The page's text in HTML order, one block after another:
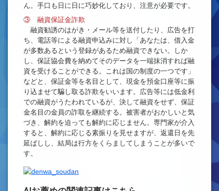
ん。手口も日に日に巧妙化しており、注意が必要です。
③ 融資保証金詐欺
融資勧誘のはがき・メール等を送付したり、広告を打
ち、電話等による融資申込みに対し「あなたは、借入金
が多数あるという登録があるため融資できない。しか
し、保証協会費を納めてそのデータを一端抹消すれば融
資を受けることができる。これは国の制度の一つです」
などと、保証金等を名目として、現金を預金口座等に振
り込ませて騙し取る詐欺をいいます。広告等には低金利
での融資がうたわれているが、決して融資をせず、保証
金名目の金員の詐取を継続する。被害者がおかしいと気
づき、解約を迫っても解約に応じません。専門家が介入
すると、解約に応じる素振りを見せますが、返還日を先
延ばしし、結局は行方をくらましてしまうことが多いで
す。